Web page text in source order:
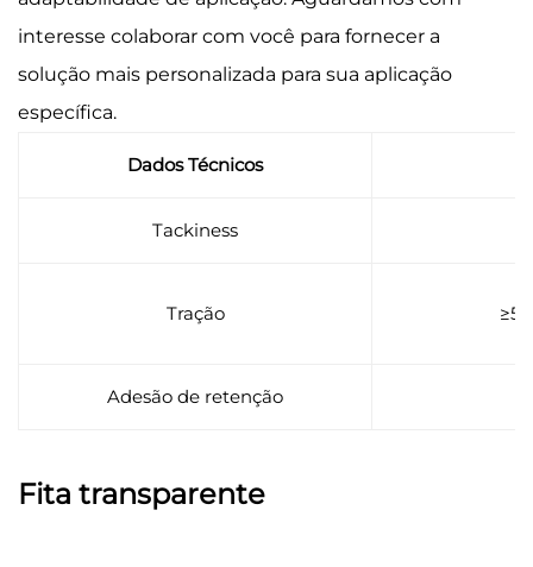
interesse colaborar com você para fornecer a
solução mais personalizada para sua aplicação
específica.
Dados Técnicos
Tackiness
Tração
Adesão de retenção
Fita transparente